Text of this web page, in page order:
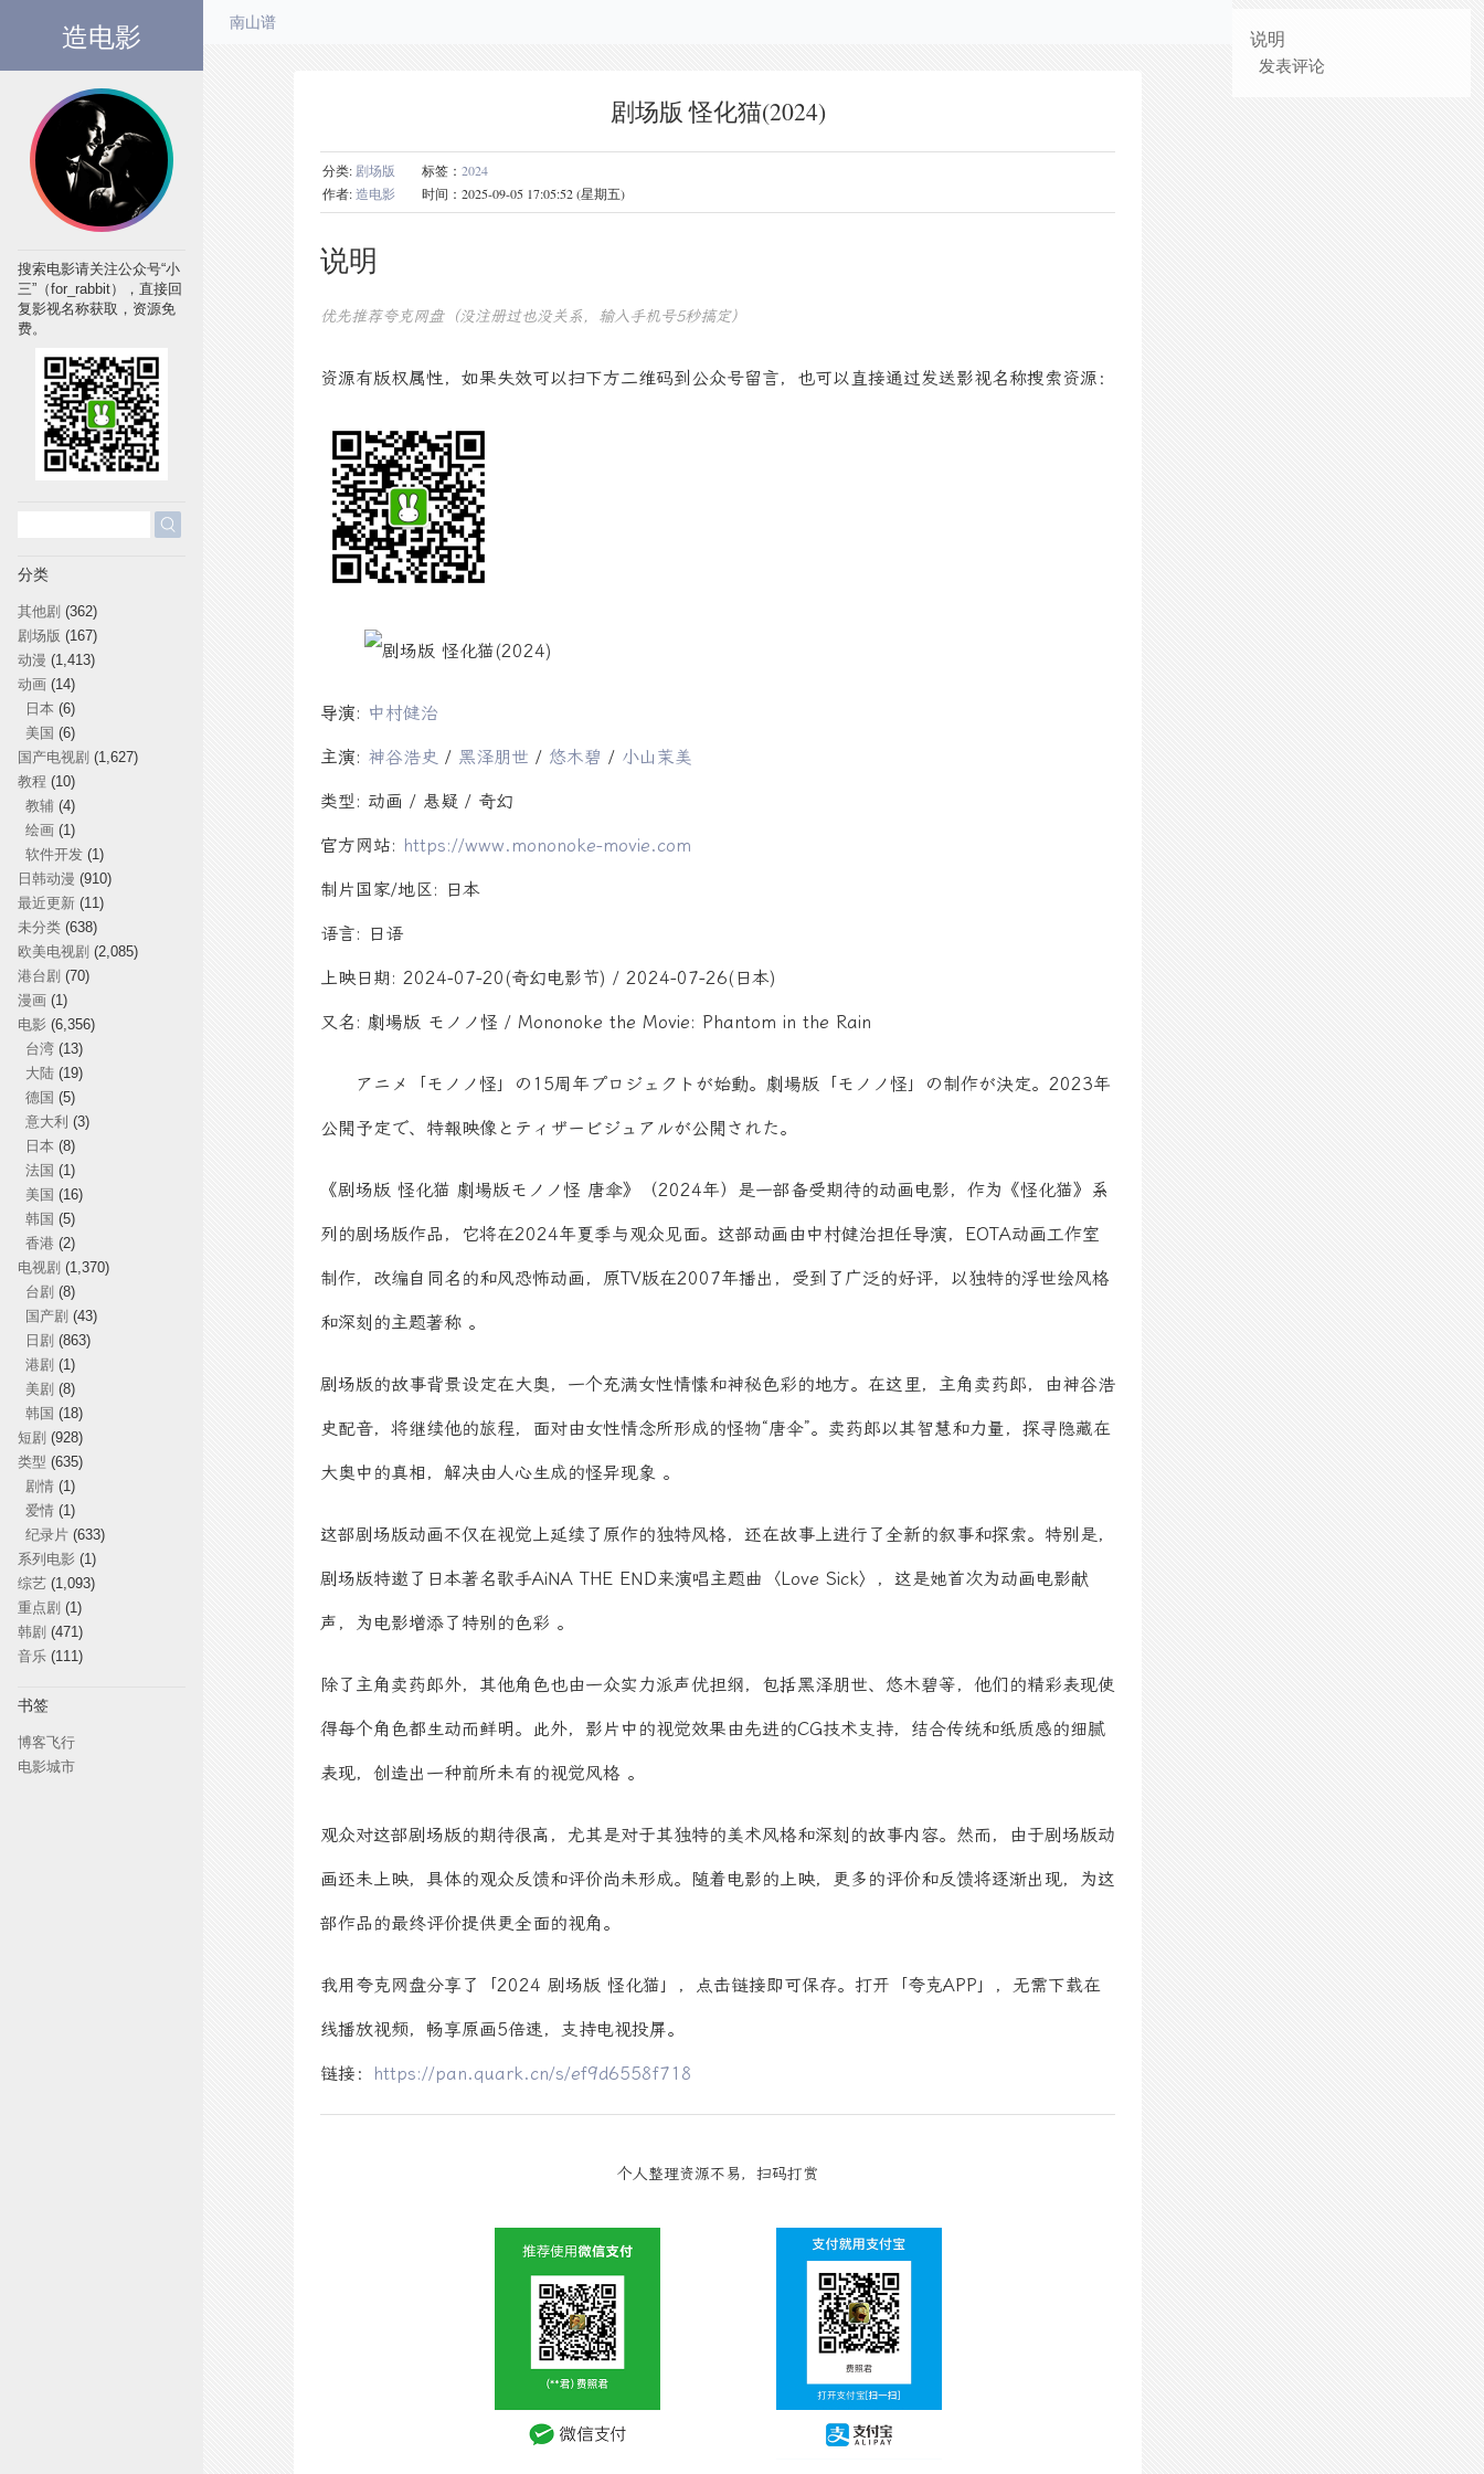
造电影 南山谱
剧场版 怪化猫(2024)
分类: 剧场版 标签：2024
作者:造电影 时间：2025-09-05 17:05:52 (星期五)
说明
优先推荐夸克网盘（没注册过也没关系，输入手机号5秒搞定）
资源有版权属性，如果失效可以扫下方二维码到公众号留言，也可以直接通过发送影视名称搜索资源：
导演: 中村健治
主演: 神谷浩史 / 黑泽朋世 / 悠木碧 / 小山茉美
类型: 动画 / 悬疑 / 奇幻
官方网站: https://www.mononoke-movie.com
制片国家/地区: 日本
语言: 日语
上映日期: 2024-07-20(奇幻电影节) / 2024-07-26(日本)
又名: 劇場版 モノノ怪 / Mononoke the Movie: Phantom in the Rain
アニメ「モノノ怪」の15周年プロジェクトが始動。劇場版「モノノ怪」の制作が決定。2023年
公開予定で、特報映像とティザービジュアルが公開された。
《剧场版 怪化猫 劇場版モノノ怪 唐傘》（2024年）是一部备受期待的动画电影，作为《怪化猫》系
列的剧场版作品，它将在2024年夏季与观众见面。这部动画由中村健治担任导演，EOTA动画工作室
制作，改编自同名的和风恐怖动画，原TV版在2007年播出，受到了广泛的好评，以独特的浮世绘风格
和深刻的主题著称 。
剧场版的故事背景设定在大奥，一个充满女性情愫和神秘色彩的地方。在这里，主角卖药郎，由神谷浩
史配音，将继续他的旅程，面对由女性情念所形成的怪物“唐伞”。卖药郎以其智慧和力量，探寻隐藏在
大奥中的真相，解决由人心生成的怪异现象 。
这部剧场版动画不仅在视觉上延续了原作的独特风格，还在故事上进行了全新的叙事和探索。特别是，
剧场版特邀了日本著名歌手AiNA THE END来演唱主题曲〈Love Sick〉，这是她首次为动画电影献
声，为电影增添了特别的色彩 。
除了主角卖药郎外，其他角色也由一众实力派声优担纲，包括黑泽朋世、悠木碧等，他们的精彩表现使
得每个角色都生动而鲜明。此外，影片中的视觉效果由先进的CG技术支持，结合传统和纸质感的细腻
表现，创造出一种前所未有的视觉风格 。
观众对这部剧场版的期待很高，尤其是对于其独特的美术风格和深刻的故事内容。然而，由于剧场版动
画还未上映，具体的观众反馈和评价尚未形成。随着电影的上映，更多的评价和反馈将逐渐出现，为这
部作品的最终评价提供更全面的视角。
我用夸克网盘分享了「2024 剧场版 怪化猫」，点击链接即可保存。打开「夸克APP」，无需下载在
线播放视频，畅享原画5倍速，支持电视投屏。
链接： https://pan.quark.cn/s/ef9d6558f718
个人整理资源不易，扫码打赏
搜索电影请关注公众号“小
三”（for_rabbit），直接回
复影视名称获取，资源免
费。
分类
其他剧 (362)
剧场版 (167)
动漫 (1,413)
动画 (14)
日本 (6)
美国 (6)
国产电视剧 (1,627)
教程 (10)
教辅(4)
绘画(1)
软件开发(1)
日韩动漫 (910)
最近更新 (11)
未分类 (638)
欧美电视剧 (2,085)
港台剧 (70)
漫画 (1)
电影 (6,356)
台湾(13)
大陆(19)
德国 (5)
意大利 (3)
日本 (8)
法国 (1)
美国 (16)
韩国 (5)
香港 (2)
电视剧 (1,370)
台剧 (8)
国产剧 (43)
日剧 (863)
港剧 (1)
美剧 (8)
韩国 (18)
短剧 (928)
类型 (635)
剧情(1)
爱情(1)
纪录片(633)
系列电影 (1)
综艺 (1,093)
重点剧 (1)
韩剧 (471)
音乐 (111)
书签
博客飞行
电影城市
说明
发表评论